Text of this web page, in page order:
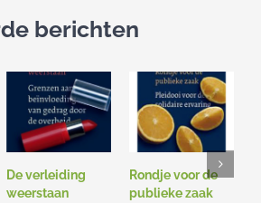
berichten
De verleiding
weerstaan
Rondje voor de
publieke zaak